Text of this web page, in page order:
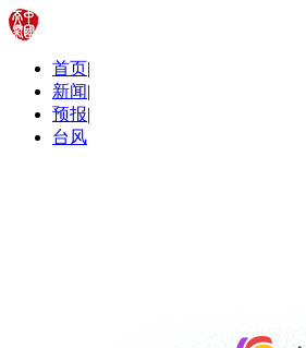
首页|
新闻|
预报|
台风